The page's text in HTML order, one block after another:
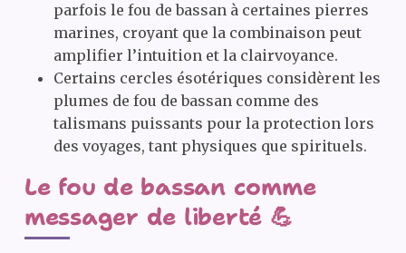
parfois le fou de bassan à certaines pierres
marines, croyant que la combinaison peut
amplifier l’intuition et la clairvoyance.
Certains cercles ésotériques considèrent les
plumes de fou de bassan comme des
talismans puissants pour la protection lors
des voyages, tant physiques que spirituels.
Le fou de bassan comme
messager de liberté 💪